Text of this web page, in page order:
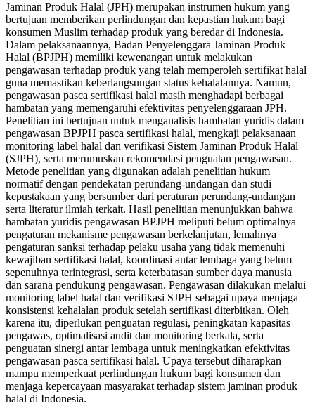
Jaminan Produk Halal (JPH) merupakan instrumen hukum yang
bertujuan memberikan perlindungan dan kepastian hukum bagi
konsumen Muslim terhadap produk yang beredar di Indonesia.
Dalam pelaksanaannya, Badan Penyelenggara Jaminan Produk
Halal (BPJPH) memiliki kewenangan untuk melakukan
pengawasan terhadap produk yang telah memperoleh sertifikat halal
guna memastikan keberlangsungan status kehalalannya. Namun,
pengawasan pasca sertifikasi halal masih menghadapi berbagai
hambatan yang memengaruhi efektivitas penyelenggaraan JPH.
Penelitian ini bertujuan untuk menganalisis hambatan yuridis dalam
pengawasan BPJPH pasca sertifikasi halal, mengkaji pelaksanaan
monitoring label halal dan verifikasi Sistem Jaminan Produk Halal
(SJPH), serta merumuskan rekomendasi penguatan pengawasan.
Metode penelitian yang digunakan adalah penelitian hukum
normatif dengan pendekatan perundang-undangan dan studi
kepustakaan yang bersumber dari peraturan perundang-undangan
serta literatur ilmiah terkait. Hasil penelitian menunjukkan bahwa
hambatan yuridis pengawasan BPJPH meliputi belum optimalnya
pengaturan mekanisme pengawasan berkelanjutan, lemahnya
pengaturan sanksi terhadap pelaku usaha yang tidak memenuhi
kewajiban sertifikasi halal, koordinasi antar lembaga yang belum
sepenuhnya terintegrasi, serta keterbatasan sumber daya manusia
dan sarana pendukung pengawasan. Pengawasan dilakukan melalui
monitoring label halal dan verifikasi SJPH sebagai upaya menjaga
konsistensi kehalalan produk setelah sertifikasi diterbitkan. Oleh
karena itu, diperlukan penguatan regulasi, peningkatan kapasitas
pengawas, optimalisasi audit dan monitoring berkala, serta
penguatan sinergi antar lembaga untuk meningkatkan efektivitas
pengawasan pasca sertifikasi halal. Upaya tersebut diharapkan
mampu memperkuat perlindungan hukum bagi konsumen dan
menjaga kepercayaan masyarakat terhadap sistem jaminan produk
halal di Indonesia.